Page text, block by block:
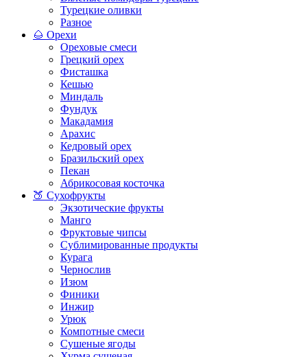
Турецкие оливки
Разное
🌰 Орехи
Ореховые смеси
Грецкий орех
Фисташка
Кешью
Миндаль
Фундук
Макадамия
Арахис
Кедровый орех
Бразильский орех
Пекан
Абрикосовая косточка
🍑 Сухофрукты
Экзотические фрукты
Манго
Фруктовые чипсы
Сублимированные продукты
Курага
Чернослив
Изюм
Финики
Инжир
Урюк
Компотные смеси
Сушеные ягоды